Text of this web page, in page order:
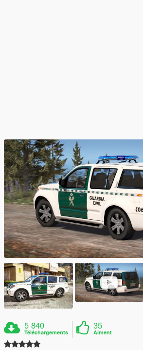
5 840
Téléchargements
35
Aiment